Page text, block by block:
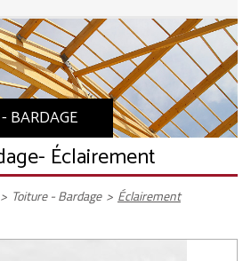
BARDAGE
- Éclairement
> Toiture - Bardage > Éclairement